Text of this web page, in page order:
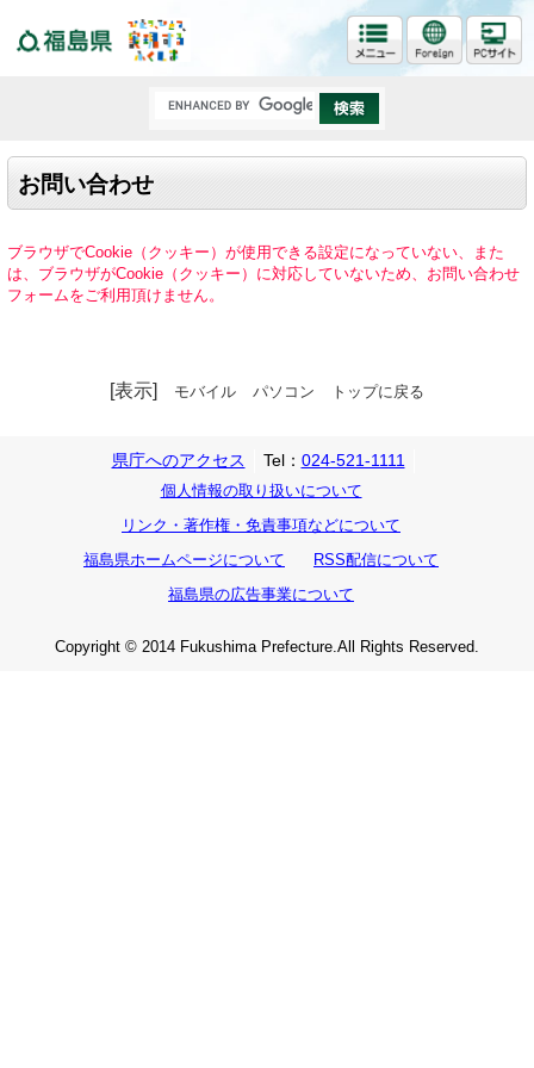
お問い合わせ
ブラウザでCookie（クッキー）が使用できる設定になっていない、また
は、ブラウザがCookie（クッキー）に対応していないため、お問い合わせ
フォームをご利用頂けません。
[表示] モバイル パソコン トップに戻る
県庁へのアクセス Tel： 024-521-1111
個人情報の取り扱いについて
リンク・著作権・免責事項などについて
福島県ホームページについて
RSS配信について
福島県の広告事業について
Copyright © 2014 Fukushima Prefecture.All Rights Reserved.